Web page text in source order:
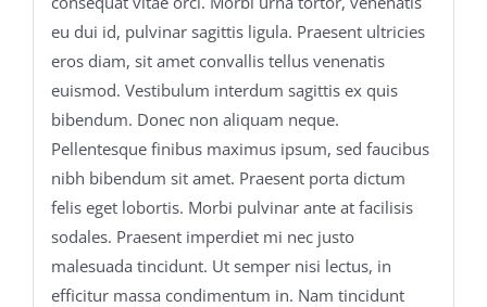
eu dui id, pulvinar sagittis ligula. Praesent ultricies
eros diam, sit amet convallis tellus venenatis
euismod. Vestibulum interdum sagittis ex quis
bibendum. Donec non aliquam neque.
Pellentesque finibus maximus ipsum, sed faucibus
nibh bibendum sit amet. Praesent porta dictum
felis eget lobortis. Morbi pulvinar ante at facilisis
sodales. Praesent imperdiet mi nec justo
malesuada tincidunt. Ut semper nisi lectus, in
efficitur massa condimentum in. Nam tincidunt